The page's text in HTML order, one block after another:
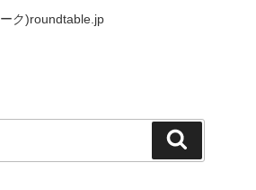
ク)roundtable.jp
索